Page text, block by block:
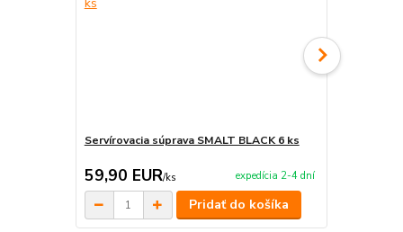
Servírovacia súprava SMALT BLACK 6 ks
59,90 EUR/ks expedícia 2-4 dní
Pridať do košíka